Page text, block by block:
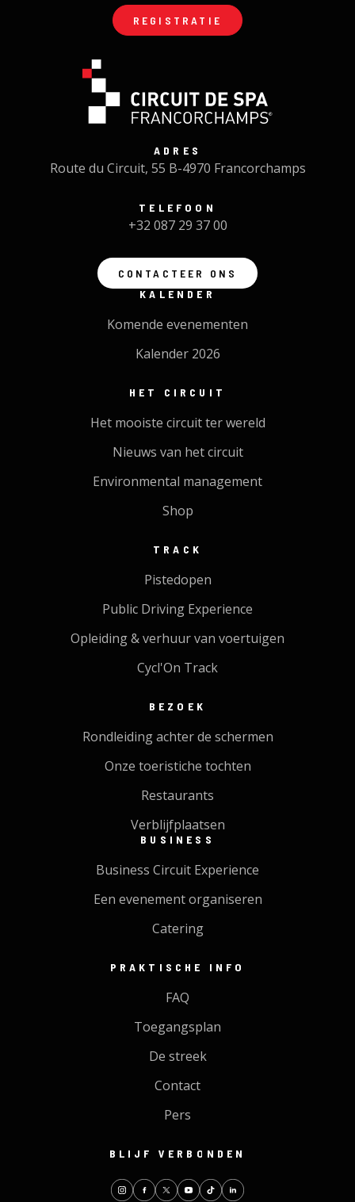
REGISTRATIE
ADRES
Route du Circuit, 55 B-4970 Francorchamps
TELEFOON
+32 087 29 37 00
CONTACTEER ONS
KALENDER
Komende evenementen
Kalender 2026
HET CIRCUIT
Het mooiste circuit ter wereld
Nieuws van het circuit
Environmental management
Shop
TRACK
Pistedopen
Public Driving Experience
Opleiding & verhuur van voertuigen
Cycl'On Track
BEZOEK
Rondleiding achter de schermen
Onze toeristiche tochten
Restaurants
Verblijfplaatsen
BUSINESS
Business Circuit Experience
Een evenement organiseren
Catering
PRAKTISCHE INFO
FAQ
Toegangsplan
De streek
Contact
Pers
BLIJF VERBONDEN